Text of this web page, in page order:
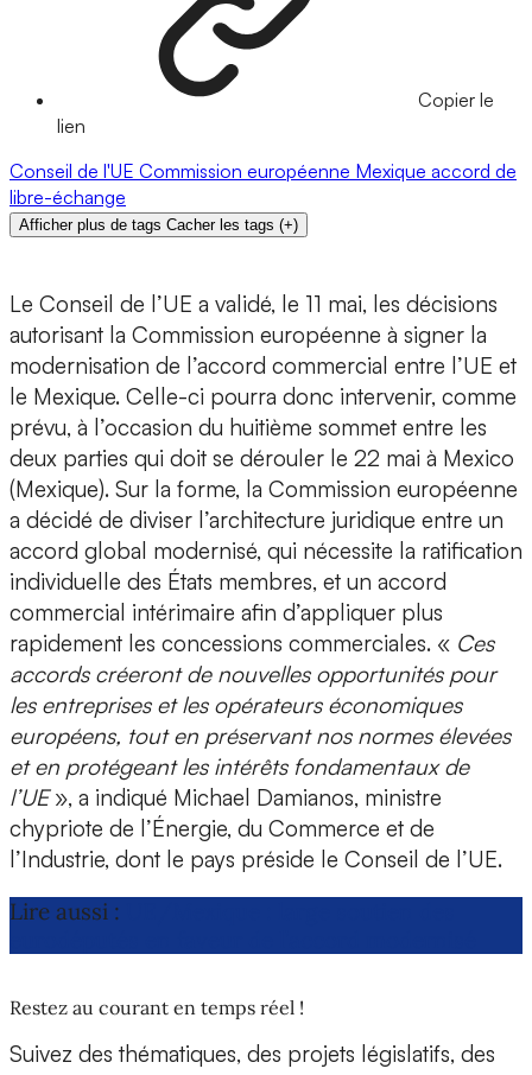
Copier le
lien
Conseil de l'UE Commission européenne Mexique accord de
libre-échange
Afficher plus de tags Cacher les tags (+)
Le Conseil de l’UE a validé, le 11 mai, les décisions
autorisant la Commission européenne à signer la
modernisation de l’accord commercial entre l’UE et
le Mexique. Celle-ci pourra donc intervenir, comme
prévu, à l’occasion du huitième sommet entre les
deux parties qui doit se dérouler le 22 mai à Mexico
(Mexique). Sur la forme, la Commission européenne
a décidé de diviser l’architecture juridique entre un
accord global modernisé, qui nécessite la ratification
individuelle des États membres, et un accord
commercial intérimaire afin d’appliquer plus
rapidement les concessions commerciales. « Ces
accords créeront de nouvelles opportunités pour
les entreprises et les opérateurs économiques
européens, tout en préservant nos normes élevées
et en protégeant les intérêts fondamentaux de
l’UE», a indiqué Michael Damianos, ministre
chypriote de l’Énergie, du Commerce et de
l’Industrie, dont le pays préside le Conseil de l’UE.
Lire aussi :
Restez au courant en temps réel !
Suivez des thématiques, des projets législatifs, des